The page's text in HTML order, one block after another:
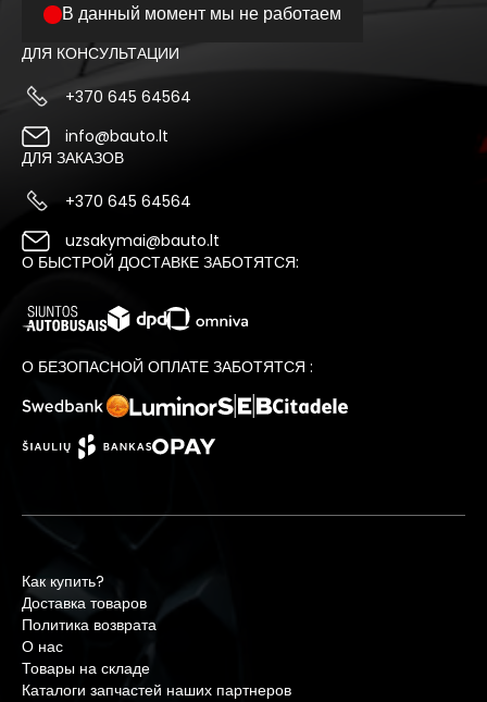
В данный момент мы не работаем
ДЛЯ КОНСУЛЬТАЦИИ
+370 645 64564
info@bauto.lt
ДЛЯ ЗАКАЗОВ
+370 645 64564
uzsakymai@bauto.lt
О БЫСТРОЙ ДОСТАВКЕ ЗАБОТЯТСЯ:
О БЕЗОПАСНОЙ ОПЛАТЕ ЗАБОТЯТСЯ :
Как купить?
Доставка товаров
Политика возврата
О нас
Товары на складе
Каталоги запчастей наших партнеров